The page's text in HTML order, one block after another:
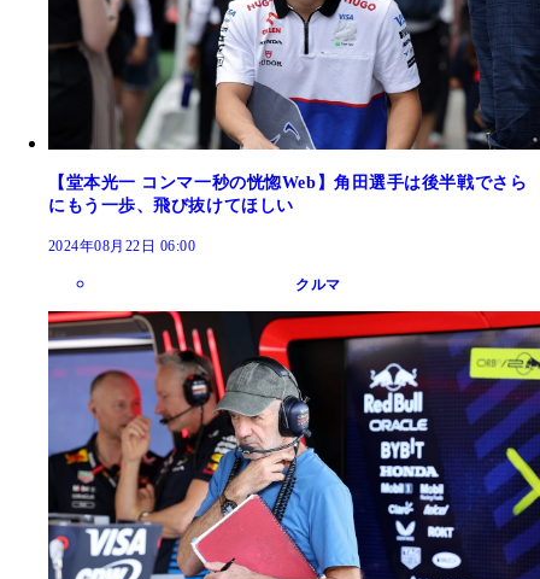
【堂本光一 コンマ一秒の恍惚Web】角田選手は後半戦でさら
にもう一歩、飛び抜けてほしい
2024年08月22日 06:00
クルマ